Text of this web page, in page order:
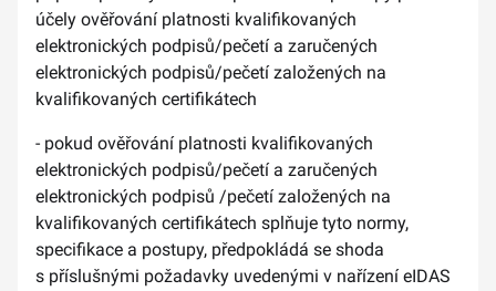
účely ověřování platnosti kvalifikovaných
elektronických podpisů/pečetí a zaručených
elektronických podpisů/pečetí založených na
kvalifikovaných certifikátech
- pokud ověřování platnosti kvalifikovaných
elektronických podpisů/pečetí a zaručených
elektronických podpisů /pečetí založených na
kvalifikovaných certifikátech splňuje tyto normy,
specifikace a postupy, předpokládá se shoda
s příslušnými požadavky uvedenými v nařízení eIDAS